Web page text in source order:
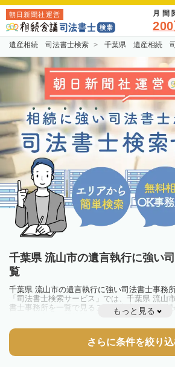
朝日新聞社運営 月間
遺産相続 司法書士検索 千葉県 遺産相続
千葉県 流山市の遺言執行に強い
覧
千葉県 流山市の遺言執行に強い司法書士事務
「司法書士検索サービス」では、千葉県 流山
書士事務所を一覧で見ることが出来ます。相
えている方は一度近隣の司法書士に相談してみ
もっと見る
さらに条件を絞り